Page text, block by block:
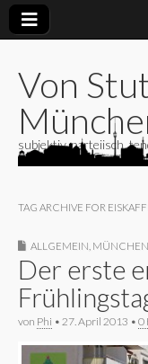
Von
subjektiv, parteiisch,
TAG ARCHIVE FOR
ALLGEMEIN MÜNCHEN
Der erste
von Phi • 27. April 2013 • 0